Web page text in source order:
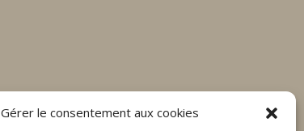
Gérer le consentement aux cookies